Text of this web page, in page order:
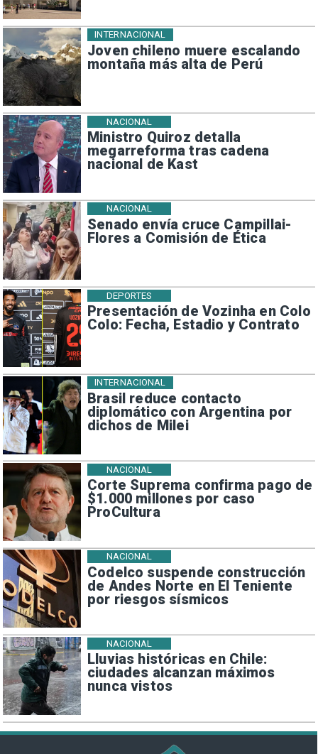
Joven chileno muere escalando
montaña más alta de Perú
INTERNACIONAL
Ministro Quiroz detalla
megarreforma tras cadena
nacional de Kast
NACIONAL
Senado envía cruce Campillai-
Flores a Comisión de Ética
NACIONAL
Presentación de Vozinha en Colo
Colo: Fecha, Estadio y Contrato
DEPORTES
Brasil reduce contacto
diplomático con Argentina por
dichos de Milei
INTERNACIONAL
Corte Suprema confirma pago de
$1.000 millones por caso
ProCultura
NACIONAL
Codelco suspende construcción
de Andes Norte en El Teniente
por riesgos sísmicos
NACIONAL
Lluvias históricas en Chile:
ciudades alcanzan máximos
nunca vistos
NACIONAL